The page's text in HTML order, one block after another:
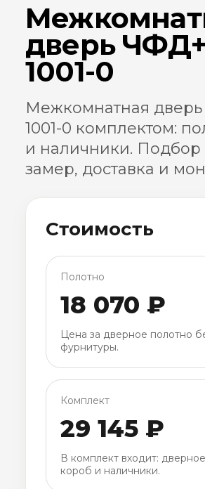
дверь
1001-0
Межкомнатная
1001-0 комплектом:
и наличники. Подбор
замер, доставка и
Стоимость
Полотно
18 070 ₽
Цена за дверное полотно
фурнитуры.
Комплект
29 145 ₽
В комплект входит:
короб и наличники.